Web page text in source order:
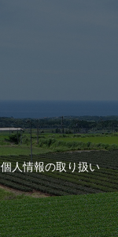
個人情報の取り扱い